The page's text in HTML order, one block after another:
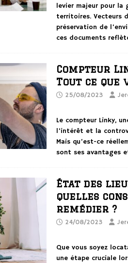
levier majeur pour la
territoires. Vecteurs
préservation de
ces documents
Compteur
Tout ce que
25/08/2023
Le compteur Linky,
l’intérêt et la
Mais qu’est-ce
sont ses avantages
État des
quelles
remédier ?
24/08/2023
Que vous soyez
une étape cruciale